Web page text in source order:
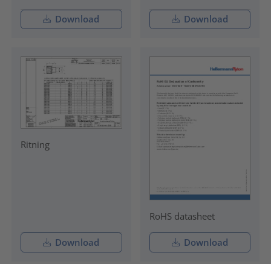
Download Download
Ritning
Download
RoHS datasheet
Download